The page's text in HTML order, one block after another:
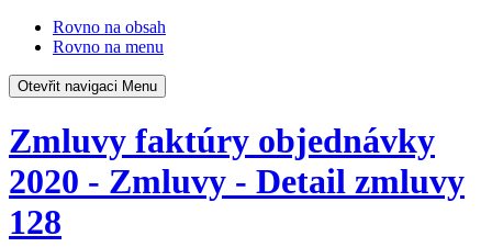
Rovno na obsah
Rovno na menu
Otevřit navigaci Menu
Zmluvy faktúry objednávky
2020 - Zmluvy - Detail zmluvy
128